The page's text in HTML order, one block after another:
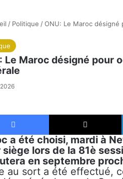
/ Politique /ONU: Le Maroc désigné
Le Maroc désigné pour
Facebook
a été choisi, mardi à
lors de la 81è
en septembre
au sort a été effectué,